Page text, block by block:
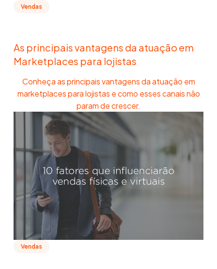
Vendas
As principais vantagens da atuação em
Marketplaces para lojistas
Conheça as principais vantagens da atuação em
marketplaces para lojistas e como esses canais não
param de crescer.
Vendas